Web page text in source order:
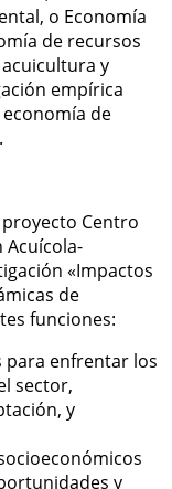
o Economía
de recursos
y
empírica
de
Centro
«Impactos
de
funciones:
para enfrentar los
sector,
y
y